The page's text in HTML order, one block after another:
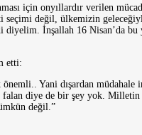
için onyıllardır verilen
seçimi değil, ülkemizin
İnşallah 16 Nisan’da bu
etti:
Yani dışardan müdahale
diye de bir şey yok. Milletin
değil.”